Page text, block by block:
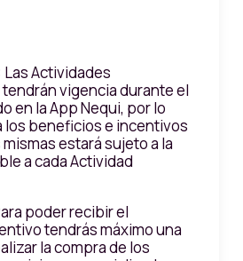
Las Actividades
vigencia durante el
en la App Nequi, por lo
los beneficios e incentivos
estará sujeto a la
a cada Actividad
poder recibir el
tendrás máximo una
la compra de los